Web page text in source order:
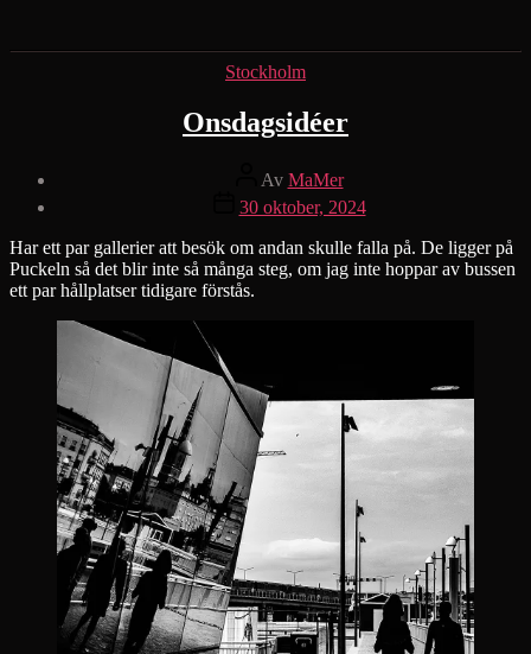
Kategorier
Stockholm
Onsdagsidéer
Inläggsförfattare
Av MaMer
Inläggsdatum
30 oktober, 2024
Har ett par gallerier att besök om andan skulle falla på. De ligger på
Puckeln så det blir inte så många steg, om jag inte hoppar av bussen
ett par hållplatser tidigare förstås.